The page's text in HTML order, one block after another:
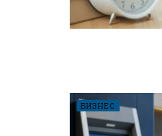
БИЗНЕС